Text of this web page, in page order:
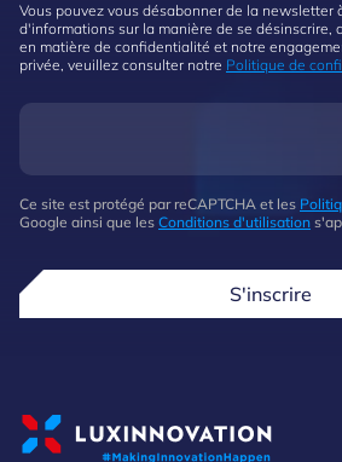
Vous pouvez vous désabonner de la newsletter
d'informations sur la manière de se désinscrire,
en matière de confidentialité et notre
privée, veuillez consulter notre Politique de
Ce site est protégé par reCAPTCHA et les
Google ainsi que les Conditions d'utilisation
S'inscrire